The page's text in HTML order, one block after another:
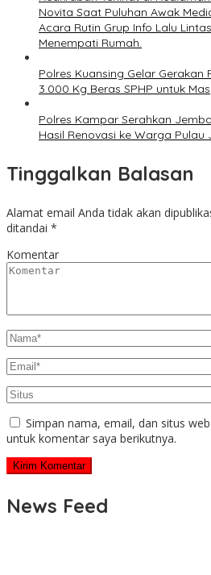
Novita Saat Puluhan Awak
Acara Rutin Grup Info Lalu
Menempati Rumah.
Polres Kuansing Gelar Gerakan
3.000 Kg Beras SPHP untuk
Polres Kampar Serahkan
Hasil Renovasi ke Warga Pulau
Tinggalkan Balasan
Alamat email Anda tidak akan
ditandai *
Komentar
Simpan nama, email, dan situs
untuk komentar saya berikutnya.
News Feed